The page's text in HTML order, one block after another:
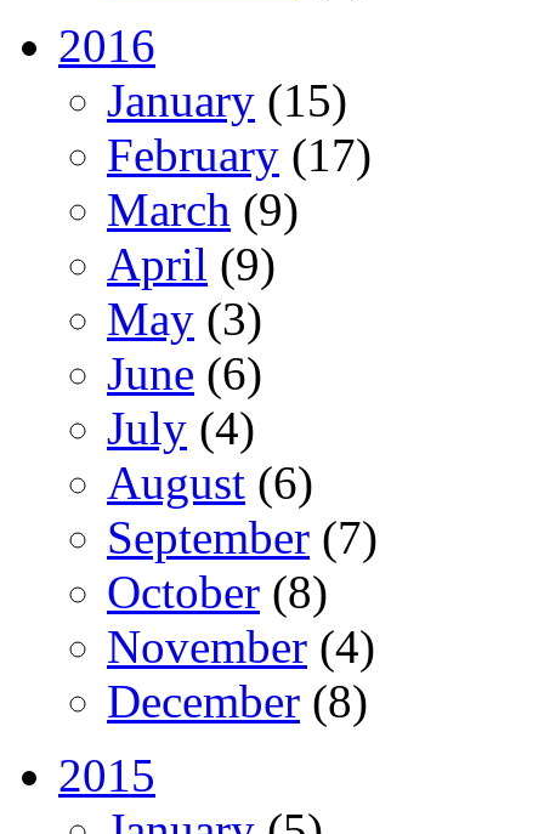
2016
January (15)
February (17)
March (9)
April (9)
May (3)
June (6)
July (4)
August (6)
September (7)
October (8)
November (4)
December (8)
2015